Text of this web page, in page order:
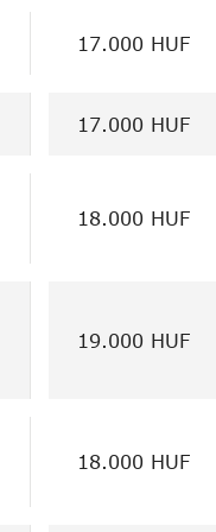
17.000 HUF
17.000 HUF
18.000 HUF
19.000 HUF
18.000 HUF